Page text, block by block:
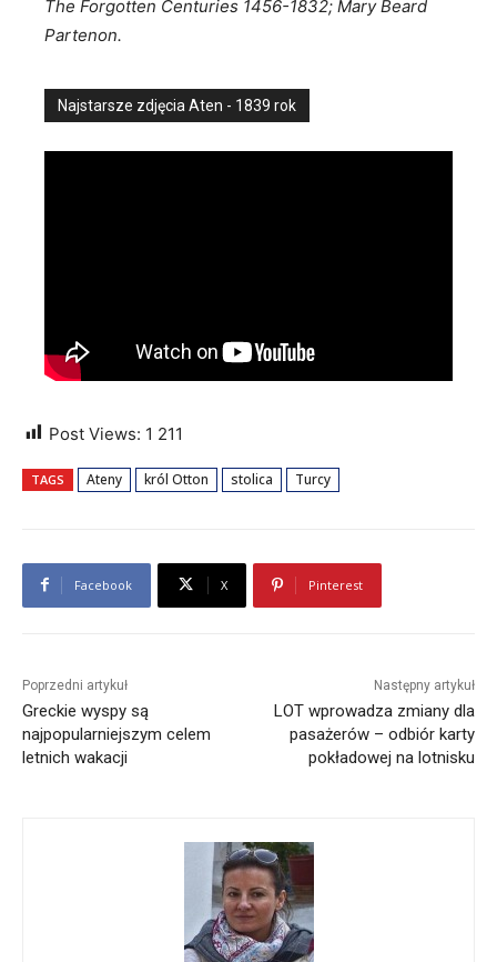
The Forgotten Centuries 1456-1832; Mary Beard
Partenon.
Najstarsze zdjęcia Aten - 1839 rok
Post Views: 1 211
TAGS Ateny król Otton stolica Turcy
Facebook X Pinterest
Poprzedni artykuł
Greckie wyspy są
najpopularniejszym celem
letnich wakacji
Następny artykuł
LOT wprowadza zmiany dla
pasażerów – odbiór karty
pokładowej na lotnisku